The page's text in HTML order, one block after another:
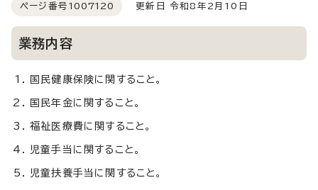
ページ番号 1007120 更新日 令和8年2月10日
業務内容
国民健康保険に関すること。
国民年金に関すること。
福祉医療費に関すること。
児童手当に関すること。
児童扶養手当に関すること。